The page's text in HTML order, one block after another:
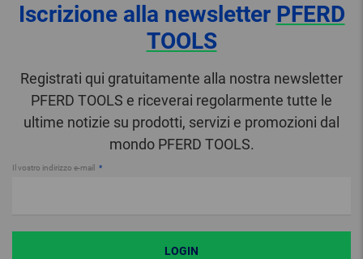
Iscrizione alla newsletter PFERD
TOOLS
Registrati qui gratuitamente alla nostra newsletter
PFERD TOOLS e riceverai regolarmente tutte le
ultime notizie su prodotti, servizi e promozioni dal
mondo PFERD TOOLS.
Il vostro indirizzo e-mail
LOGIN